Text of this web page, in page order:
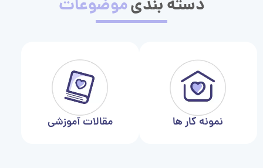
دسته بندیموضوعات
نمونه کار ها مقالات آموزشی